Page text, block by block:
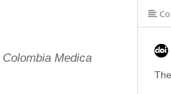
Colombia Medica